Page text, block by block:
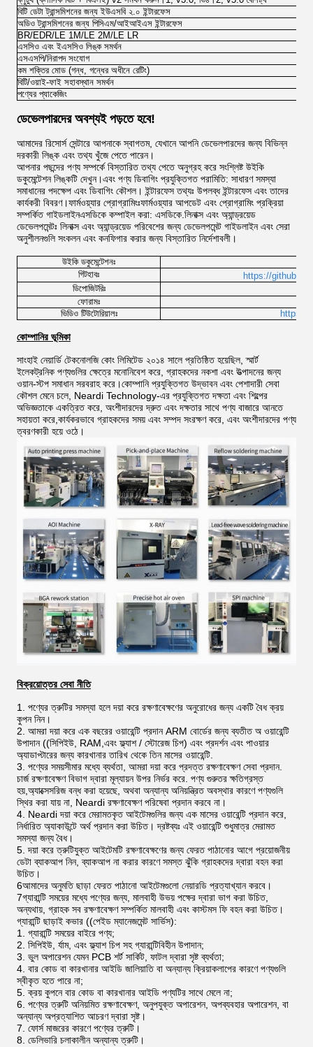
বিটি ডেটা ট্রান্সমিশনের জন্য ইউএসবি ২.০ ইন্টারফেস
অডিও ট্রান্সমিশনের জন্য পিসিএম/আইআইএস ইন্টারফেস
BR/EDR/LE 1M/LE 2M/LE LR
এসসিও এবং ইএসসিও লিঙ্ক সমর্থন
এসএসপি/নিরাপদ সংযোগ
কম শক্তির মোড (গন্ধ, গন্ধের অধীনে রেটিং)
বিটি/ওয়াই-ফাই সহাবস্থান সমর্থন
পণ্যের প্যাকেজিং
ডেভেলপারদের অবশ্যই পড়তে হবে!
আমাদের রিসোর্স সেন্টারে আপনাকে স্বাগতম, যেখানে আপনি ডেভেলপারদের জন্য বিভিন্ন
দরকারী লিঙ্ক এবং তথ্য খুঁজে পেতে পারেন।
আপনার পছন্দের পণ্য সম্পর্কে বিস্তারিত তথ্য পেতে অনুগ্রহ করে সংশ্লিষ্ট উইকি
ডকুমেন্টেশন লিঙ্কটি দেখুন।এবং পণ্য ডিবাগিং প্রযুক্তিগত পরামিতি: সাধারণ সমস্যা
সমাধানের পদক্ষেপ এবং ডিবাগিং কৌশল। ইন্টারফেস তথ্যঃ উপলব্ধ ইন্টারফেস এবং তাদের
কার্যকরী বিবরণ।ফার্মওয়্যার প্রোগ্রামিংঃফার্মওয়্যার আপডেট এবং প্রোগ্রামিং প্রক্রিয়া
সম্পর্কিত গাইডলাইনএসডিকে কম্পাইল করা: এসডিকে.লিনাক্স এবং অ্যান্ড্রয়েড
ডেভেলপমেন্টঃ লিনাক্স এবং অ্যান্ড্রয়েড পরিবেশের জন্য ডেভেলপমেন্ট গাইডলাইন এবং সেরা
অনুশীলনগুলি সংকলন এবং কনফিগার করার জন্য বিস্তারিত নির্দেশাবলী।
উইকি ডকুমেন্টেশনঃ
গিটহাবঃ
https://
ডিপোজিটরিঃ
ফোরামঃ
ভিডিও টিউটোরিয়ালঃ
https://
কোম্পানির ভূমিকা
সাংহাই নেয়ার্ডি টেকনোলজি কোং লিমিটেড ২০১৪ সালে প্রতিষ্ঠিত হয়েছিল, স্মার্ট
ইলেকট্রনিক পণ্যগুলির ক্ষেত্রে মনোনিবেশ করে, গ্রাহকদের নকশা এবং উত্পাদনের জন্য
ওয়ান-স্টপ সমাধান সরবরাহ করে।কোম্পানি প্রযুক্তিগত উদ্ভাবন এবং পেশাদারী সেবা
কৌশল মেনে চলে, Neardi Technology-এর প্রযুক্তিগত দক্ষতা এবং শিল্পের
অভিজ্ঞতাকে একত্রিত করে, অংশীদারদের দ্রুত এবং দক্ষতার সাথে পণ্য বাজারে আনতে
সহায়তা করে,কার্যকরভাবে গ্রাহকদের সময় এবং সম্পদ সংরক্ষণ করে, এবং অংশীদারদের পণ্য
ত্বরণকারী হয়ে ওঠে।
বিক্রয়োত্তর সেবা নীতি
1. পণ্যের ত্রুটির সমস্যা হলে দয়া করে রক্ষণাবেক্ষণের অনুরোধের জন্য একটি বৈধ ক্রয়
কুপন নিন।
2. আমরা দয়া করে এক বছরের ওয়ারেন্টি প্রদান ARM বোর্ডের জন্য ব্যতীত অ ওয়ারেন্টি
উপাদান ((সিপিইউ, RAM,এবং ফ্ল্যাশ / স্টোরেজ চিপ) এবং প্রদর্শন এবং পাওয়ার
অ্যাডাপ্টারের জন্য কারখানার তারিখ থেকে তিন মাসের ওয়ারেন্টি.
3. পণ্যের সময়সীমার মধ্যে ব্যর্থতা, আমরা দয়া করে প্রদত্ত রক্ষণাবেক্ষণ সেবা প্রদান.
চার্জ রক্ষণাবেক্ষণ বিভাগ দ্বারা মূল্যায়ন উপর নির্ভর করে. পণ্য গুরুতর ক্ষতিগ্রস্ত
হয়,অ্যাক্সেসরিজ বন্ধ করা হয়েছে, অথবা অন্যান্য অনিয়ন্ত্রিত অবস্থার কারণে পণ্যগুলি
স্থির করা যায় না, Neardi রক্ষণাবেক্ষণ পরিষেবা প্রদান করবে না।
4. Neardi দয়া করে মেরামতকৃত আইটেমগুলির জন্য এক মাসের ওয়ারেন্টি প্রদান করে,
নির্ধারিত অ্যাকাউন্টে অর্থ প্রদান করা উচিত। দ্রষ্টব্যঃ এই ওয়ারেন্টি শুধুমাত্র মেরামত
সমস্যা জন্য বৈধ।
5. দয়া করে ত্রুটিযুক্ত আইটেমটি রক্ষণাবেক্ষণের জন্য ফেরত পাঠানোর আগে প্রয়োজনীয়
ডেটা ব্যাকআপ নিন, ব্যাকআপ না করার কারণে সমস্ত ঝুঁকি গ্রাহকদের দ্বারা বহন করা
উচিত।
6আমাদের অনুমতি ছাড়া ফেরত পাঠানো আইটেমগুলো নেয়ারডি প্রত্যাখ্যান করবে।
7গ্যারান্টি সময়ের মধ্যে পণ্যের জন্য, মালবাহী উভয় পক্ষের দ্বারা ভাগ করা উচিত,
অন্যথায়, গ্রাহক সব রক্ষণাবেক্ষণ সম্পর্কিত মালবাহী এবং কাস্টমস ফি বহন করা উচিত।
গ্যারান্টি ছাড়াই কভার ((পেইড ম্যানেজমেন্ট সার্ভিস):
1. গ্যারান্টি সময়ের বাইরে পণ্য;
2. সিপিইউ, র্যাম, এবং ফ্ল্যাশ চিপ সহ গ্যারান্টিবিহীন উপাদান;
3. ভুল অপারেশন যেমন PCB শর্ট সার্কিট, ফাটল দ্বারা সৃষ্ট ব্যর্থতা;
4. বার কোড বা কারখানার আইডি জালিয়াতি বা অন্যান্য ক্রিয়াকলাপের কারণে পণ্যগুলি
স্বীকৃত হতে পারে না;
5. ক্রয় কুপনে বার কোড বা কারখানার আইডি পণ্যটির সাথে মেলে না;
6. পণ্যের ত্রুটি অনিয়মিত রক্ষণাবেক্ষণ, অনুপযুক্ত অপারেশন, অপব্যবহার অপারেশন, বা
অন্যান্য অপ্রত্যাশিত আচরণ দ্বারা সৃষ্ট।
7. ফোর্স মাজরের কারণে পণ্যের ত্রুটি।
8. ডেলিভারি চলাকালীন অন্যান্য ত্রুটি।